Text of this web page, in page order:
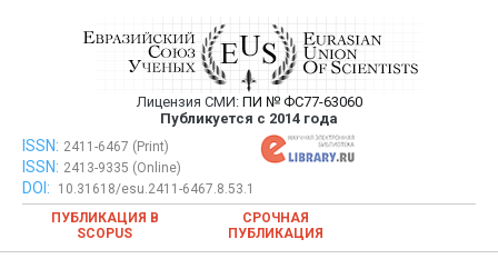
Евразийский Союз Ученых —
публикация научных статей в
ежемесячном научном журнале
Лицензия СМИ: ПИ № ФС77-63060
Публикуется с 2014 года
Евразийский Союз Ученых — публикация научных статей в
ежемесячном научном журнале
ISSN: 2411-6467 (Print)
ISSN: 2413-9335 (Online)
DOI:
10.31618/esu.2411-6467.8.53.1
ПУБЛИКАЦИЯ В
SCOPUS
СРОЧНАЯ
ПУБЛИКАЦИЯ